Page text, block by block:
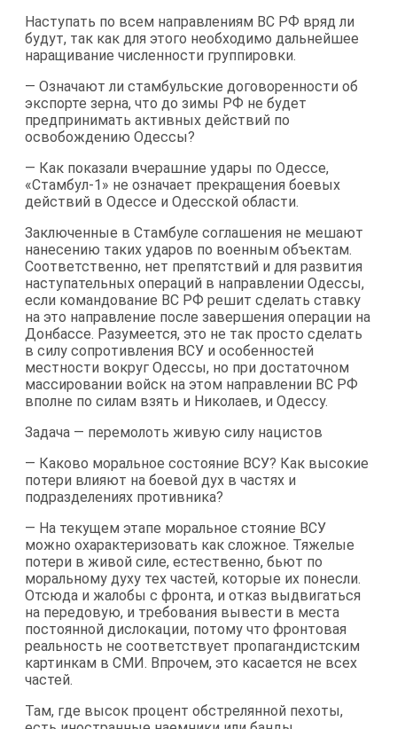
Наступать по всем направлениям ВС РФ вряд ли
будут, так как для этого необходимо дальнейшее
наращивание численности группировки.
— Означают ли стамбульские договоренности об
экспорте зерна, что до зимы РФ не будет
предпринимать активных действий по
освобождению Одессы?
— Как показали вчерашние удары по Одессе,
«Стамбул-1» не означает прекращения боевых
действий в Одессе и Одесской области.
Заключенные в Стамбуле соглашения не мешают
нанесению таких ударов по военным объектам.
Соответственно, нет препятствий и для развития
наступательных операций в направлении Одессы,
если командование ВС РФ решит сделать ставку
на это направление после завершения операции на
Донбассе. Разумеется, это не так просто сделать
в силу сопротивления ВСУ и особенностей
местности вокруг Одессы, но при достаточном
массировании войск на этом направлении ВС РФ
вполне по силам взять и Николаев, и Одессу.
Задача — перемолоть живую силу нацистов
— Каково моральное состояние ВСУ? Как высокие
потери влияют на боевой дух в частях и
подразделениях противника?
— На текущем этапе моральное стояние ВСУ
можно охарактеризовать как сложное. Тяжелые
потери в живой силе, естественно, бьют по
моральному духу тех частей, которые их понесли.
Отсюда и жалобы с фронта, и отказ выдвигаться
на передовую, и требования вывести в места
постоянной дислокации, потому что фронтовая
реальность не соответствует пропагандистским
картинкам в СМИ. Впрочем, это касается не всех
частей.
Там, где высок процент обстрелянной пехоты,